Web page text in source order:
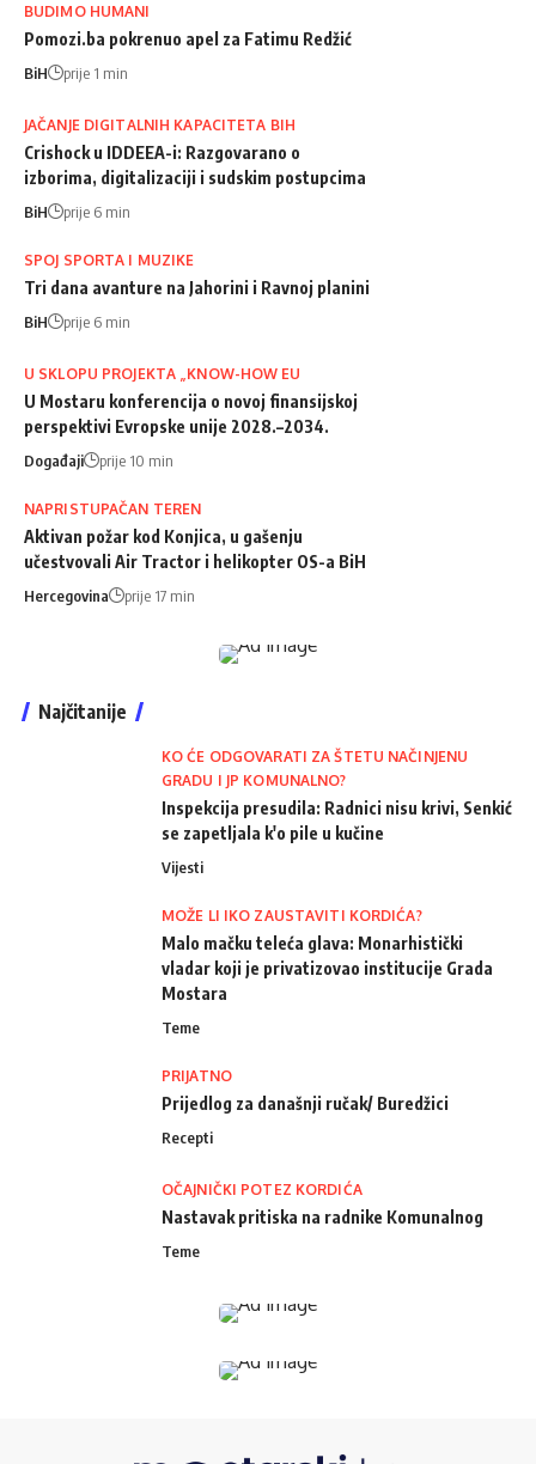
BUDIMO HUMANI
Pomozi.ba pokrenuo apel za Fatimu Redžić
BiH prije 1 min
JAČANJE DIGITALNIH KAPACITETA BIH
Crishock u IDDEEA-i: Razgovarano o
izborima, digitalizaciji i sudskim postupcima
BiH prije 6 min
SPOJ SPORTA I MUZIKE
Tri dana avanture na Jahorini i Ravnoj planini
BiH prije 6 min
U SKLOPU PROJEKTA „KNOW-HOW EU
U Mostaru konferencija o novoj finansijskoj
perspektivi Evropske unije 2028.–2034.
Događaji prije 10 min
NAPRISTUPAČAN TEREN
Aktivan požar kod Konjica, u gašenju
učestvovali Air Tractor i helikopter OS-a BiH
Hercegovina prije 17 min
Najčitanije
KO ĆE ODGOVARATI ZA ŠTETU NAČINJENU
GRADU I JP KOMUNALNO?
Inspekcija presudila: Radnici nisu krivi, Senkić
se zapetljala k'o pile u kučine
Vijesti
MOŽE LI IKO ZAUSTAVITI KORDIĆA?
Malo mačku teleća glava: Monarhistički
vladar koji je privatizovao institucije Grada
Mostara
Teme
PRIJATNO
Prijedlog za današnji ručak/ Buredžici
Recepti
OČAJNIČKI POTEZ KORDIĆA
Nastavak pritiska na radnike Komunalnog
Teme